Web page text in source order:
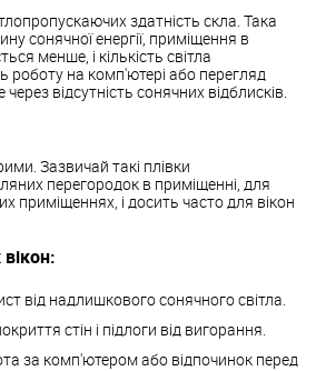
здатність скла. Така
сонячної енергії, приміщення в
менше, і кількість світла
на комп'ютері або перегляд
відсутність сонячних відблисків.
Зазвичай такі плівки
перегородок в приміщенні, для
приміщеннях, і досить часто для вікон
від надлишкового сонячного світла.
стін і підлоги від вигорання.
за комп'ютером або відпочинок перед